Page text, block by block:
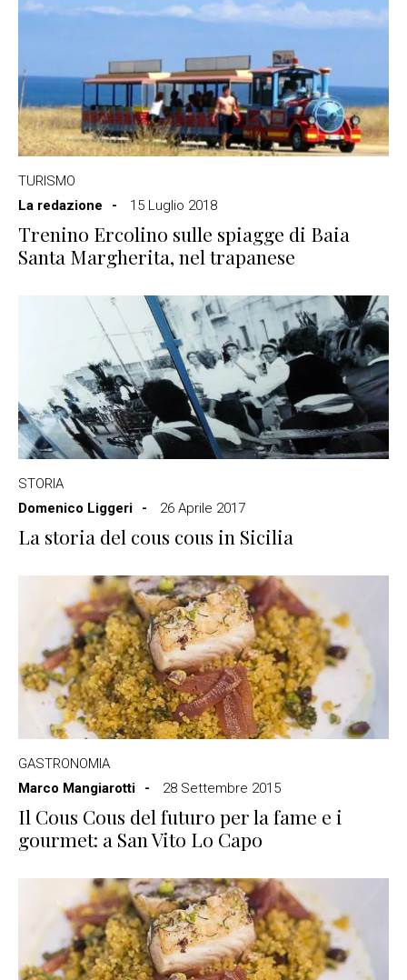
TURISMO
La redazione
15 Luglio 2018
Trenino Ercolino sulle spiagge di Baia
Santa Margherita, nel trapanese
STORIA
Domenico Liggeri
26 Aprile 2017
La storia del cous cous in Sicilia
GASTRONOMIA
Marco Mangiarotti
28 Settembre 2015
Il Cous Cous del futuro per la fame e i
gourmet: a San Vito Lo Capo